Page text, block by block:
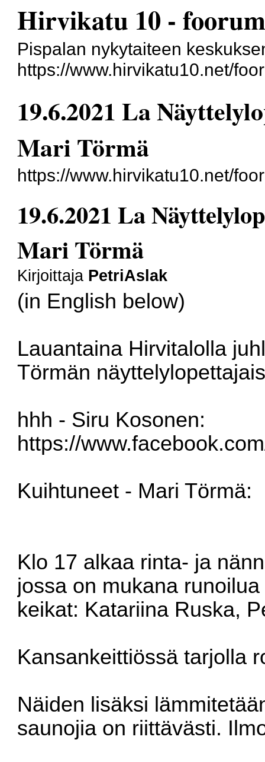
Hirvikatu 10 -
Pispalan nykytaiteen
https://www.hirvikatu10.net/
19.6.2021 La
Mari Törmä
https://www.hirvikatu10.net/
19.6.2021 La
Mari Törmä
Kirjoittaja PetriAslak
(in English below)
Lauantaina Hirvitalolla
Törmän
hhh - Siru Kosonen:
https://
Kuihtuneet - Mari Törmä:
Klo 17 alkaa rinta- ja
jossa on mukana
keikat: Katariina Ruska,
Kansankeittiössä tarjolla
Näiden lisäksi
saunojia on riittävästi.